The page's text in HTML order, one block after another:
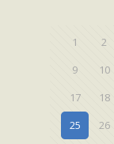
1 2
9
10
17
18
25
26